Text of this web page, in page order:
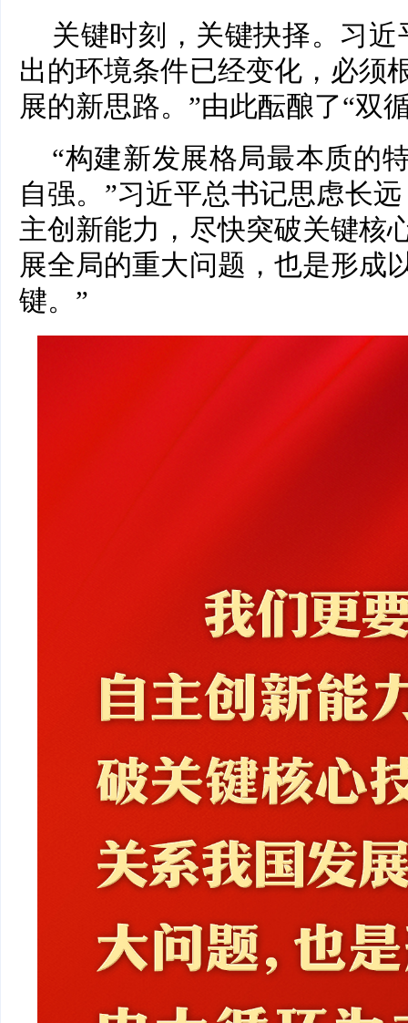
关键时刻，关键抉择。习
出的环境条件已经变化，必须
展的新思路。”由此酝酿了“双
“构建新发展格局最本质的
自强。”习近平总书记思虑长
主创新能力，尽快突破关键核
展全局的重大问题，也是形成
键。”